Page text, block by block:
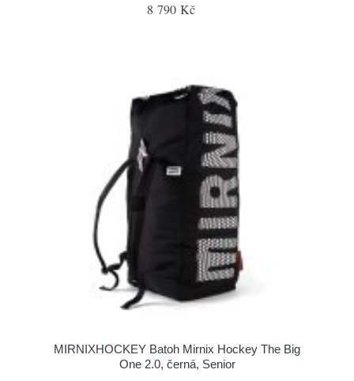
8 790 Kč
MIRNIXHOCKEY Batoh Mirnix Hockey The Big
One 2.0, černá, Senior